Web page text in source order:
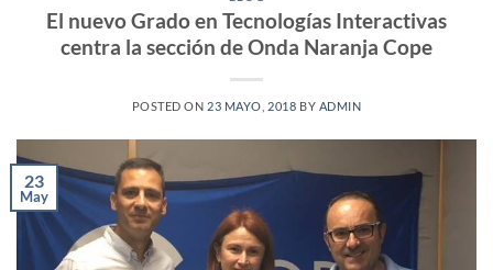
El nuevo Grado en Tecnologías Interactivas
centra la sección de Onda Naranja Cope
POSTED ON 23 MAYO, 2018 BY ADMIN
23
May